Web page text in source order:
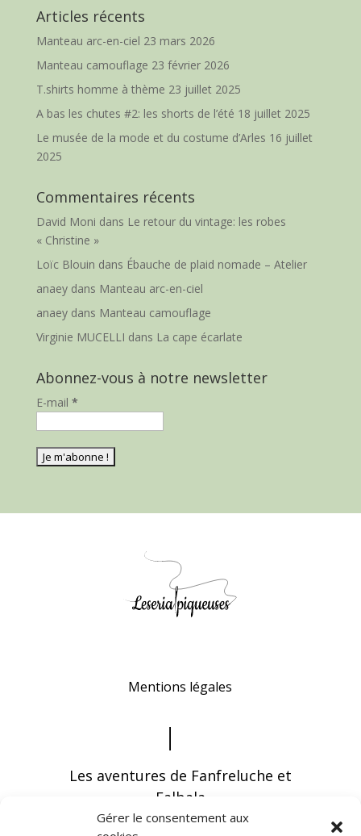
Gérer le consentement aux
Articles récents
Manteau arc-en-ciel 23 mars 2026
Manteau camouflage 23 février 2026
T.shirts homme à thème 23 juillet 2025
A bas les chutes #2: les shorts de l’été 18 juillet 2025
Le musée de la mode et du costume d’Arles 16 juillet
2025
Commentaires récents
David Moni dans Le retour du vintage: les robes
« Christine »
Loïc Blouin dans Ébauche de plaid nomade – Atelier
anaeydans Manteau arc-en-ciel
anaeydans Manteau camouflage
Virginie MUCELLI dans La cape écarlate
Abonnez-vous à notre newsletter
E-mail *
Mentions légales
Les aventures de Fanfreluche et
Falbala